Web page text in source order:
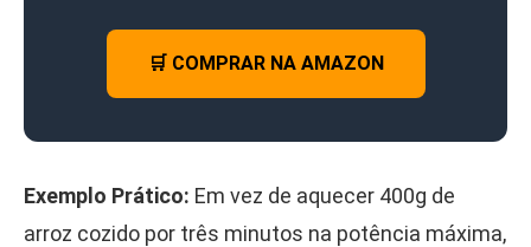
🛒 COMPRAR NA AMAZON
Exemplo Prático: Em vez de aquecer 400g de
arroz cozido por três minutos na potência máxima,